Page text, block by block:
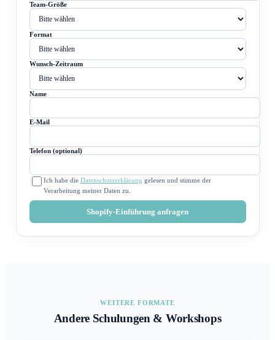
Team-Größe
Format
Wunsch-Zeitraum
Name
E-Mail
Telefon (optional)
Ich habe die Datenschutzerklärung gelesen und stimme der
Verarbeitung meiner Daten zu.
Shopify-Einführung anfragen
WEITERE FORMATE
Andere Schulungen & Workshops